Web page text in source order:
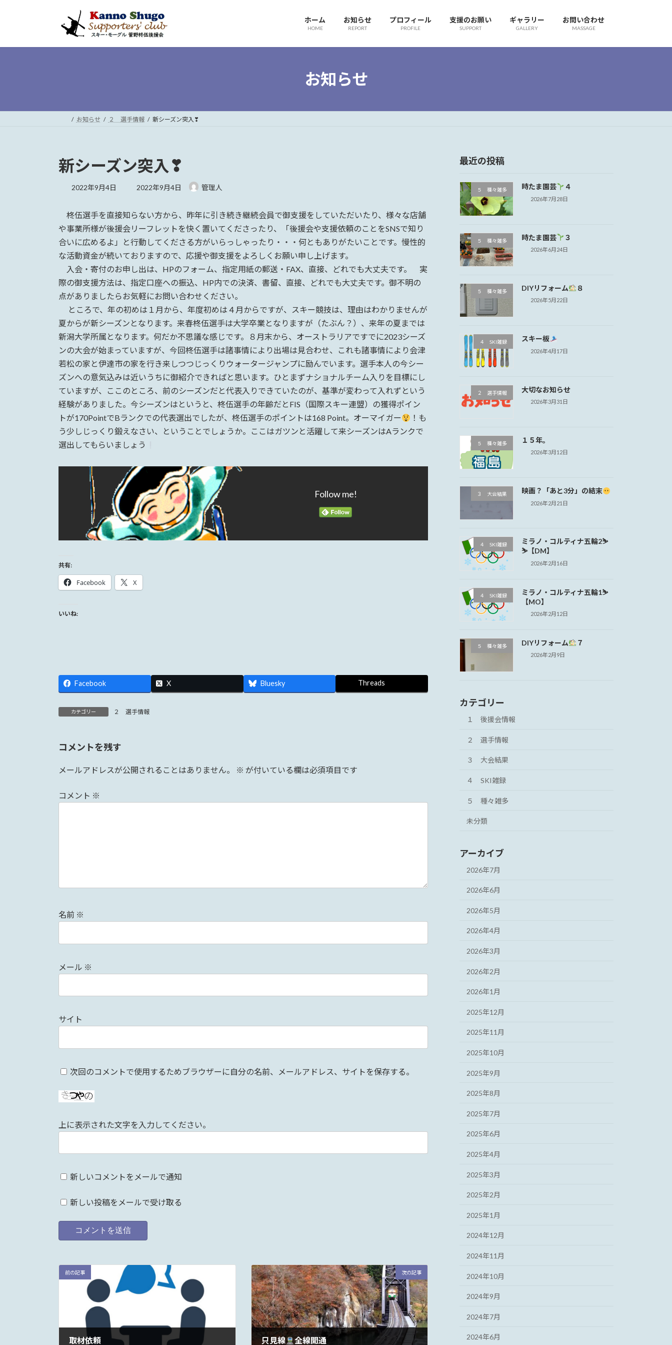
プ
動
ホーム
HOME
お知らせ
REPORT
プロフィール
PROFILE
支援のお願い
SUPPORT
ギャラリー
GALLERY
お問い合わせ
MASSAGE
お知らせ
お知らせ ２ 選手情報 新シーズン突入❣
新シーズン突入❣
2022年9月4日
最
新
日
:
2022年9月4日 管理人
柊伍選手を直接知らない方から、昨年に引き続き継続会員で御支援をしていただいたり、様々な店舗
や事業所様が後援会リーフレットを快く置いてくださったり、「後援会や支援依頼のことをSNSで知り
合いに広めるよ」と行動してくださる方がいらっしゃったり・・・何ともありがたいことです。慢性的
な活動資金が続いておりますので、応援や御支援をよろしくお願い申し上げます。
入会・寄付のお申し出は、HPのフォーム、指定用紙の郵送・FAX、直接、どれでも大丈夫です。 実
際の御支援方法は、指定口座への振込、HP内での決済、書留、直接、どれでも大丈夫です。御不明の
点がありましたらお気軽にお問い合わせください。
ところで、年の初めは１月から、年度初めは４月からですが、スキー競技は、理由はわかりませんが
夏からが新シーズンとなります。来春柊伍選手は大学卒業となりますが（たぶん？）、来年の夏までは
新潟大学所属となります。何だか不思議な感じです。８月末から、オーストラリアですでに2023シーズ
ンの大会が始まっていますが、今回柊伍選手は諸事情により出場は見合わせ、これも諸事情により会津
若松の家と伊達市の家を行き来しつつじっくりウォータージャンプに励んでいます。選手本人の今シー
ズンへの意気込みは近いうちに御紹介できればと思います。ひとまずナショナルチーム入りを目標にし
ていますが、ここのところ、前のシーズンだと代表入りできていたのが、基準が変わって入れずという
経験がありました。今シーズンはというと、柊伍選手の年齢だとFIS（国際スキー連盟）の獲得ポイン
トが170PointでBランクでの代表選出でしたが、柊伍選手のポイントは168 Point。オーマイガー
！も
う少しじっくり鍛えなさい、ということでしょうか。ここはガツンと活躍して来シーズンはAランクで
選出してもらいましょう
Follow me!
共有:
Facebook X
いいね:
Facebook X Bluesky Threads
カテゴリー ２ 選手情報
コメントを残す
メールアドレスが公開されることはありません。 ※ が付いている欄は必須項目です
コメント ※
名前 ※
メール ※
サイト
次回のコメントで使用するためブラウザーに自分の名前、メールアドレス、サイトを保存する。
上に表示された文字を入力してください。
新しいコメントをメールで通知
新しい投稿をメールで受け取る
前の記事
取材依頼
次の記事
只見線 全線開通
最近の投稿
５ 種々雑多 時たま園芸 ４
2026年7月28日
５ 種々雑多 時たま園芸 ３
2026年6月24日
５ 種々雑多 DIYリフォーム ８
2026年5月22日
４ SKI雑録 スキー板
2026年4月17日
２ 選手情報 大切なお知らせ
2026年3月31日
５ 種々雑多 １５年。
2026年3月12日
３ 大会結果 映画？「あと3分」の結末
2026年2月21日
４ SKI雑録
ミラノ・コルティナ五輪2⛷
⛷【DM】
2026年2月16日
４ SKI雑録
ミラノ・コルティナ五輪1⛷
【MO】
2026年2月12日
５ 種々雑多 DIYリフォーム ７
2026年2月9日
カテゴリー
１ 後援会情報
２ 選手情報
３ 大会結果
４ SKI雑録
５ 種々雑多
未分類
アーカイブ
2026年7月
2026年6月
2026年5月
2026年4月
2026年3月
2026年2月
2026年1月
2025年12月
2025年11月
2025年10月
2025年9月
2025年8月
2025年7月
2025年6月
2025年4月
2025年3月
2025年2月
2025年1月
2024年12月
2024年11月
2024年10月
2024年9月
2024年7月
2024年6月